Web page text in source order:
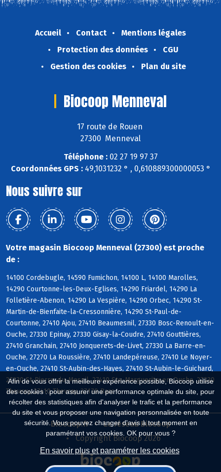
Afin de vous offrir la meilleure expérience possible, Biocoop utilise
des cookies : pour assurer une performance optimale du site, pour
récolter des statistiques afin d'analyser le trafic et la performance
du site et vous proposer une navigation personnalisée en toute
sécurité. Vous pouvez changer d'avis à tout moment en
paramétrant vos cookies. OK pour vous ?
En savoir plus et paramétrer les cookies
Accueil Contact
Mentions légales
Protection des données
CGU
Gestion des cookies
Plan du site
Biocoop Menneval
17 route de Rouen
27300 Menneval
Téléphone :02 27 19 97 37
Coordonnées GPS :49,1031232 ° , 0,610889300000053 °
Nous suivre sur
Votre magasin Biocoop Menneval (27300) est proche
de :
14100 Cordebugle, 14590 Fumichon, 14100 L, 14100 Marolles,
14290 Courtonne-les-Deux-Eglises, 14290 Friardel, 14290 La
Folletière-Abenon, 14290 La Vespière, 14290 Orbec, 14290 St-
Martin-de-Bienfaite-la-Cressonnière, 14290 St-Paul-de-
Courtonne, 27410 Ajou, 27410 Beaumesnil, 27330 Bosc-Renoult-en-
Ouche, 27330 Epinay, 27330 Gisay-la-Coudre, 27410 Gouttières,
27410 Granchain, 27410 Jonquerets-de-Livet, 27330 La Barre-en-
Ouche, 27270 La Roussière, 27410 Landepéreuse, 27410 Le Noyer-
en-Ouche, 27410 St-Aubin-des-Hayes, 27410 St-Aubin-le-Guichard,
27330 St-Pierre-du-Mesnil, 27410 Ste-Marguerite-en-Ouche, 27330
Thevray, 27410 Thevray, 27170 Barc
Biocoop.fr
Le réseau Biocoop
Copyright Biocoop 2026